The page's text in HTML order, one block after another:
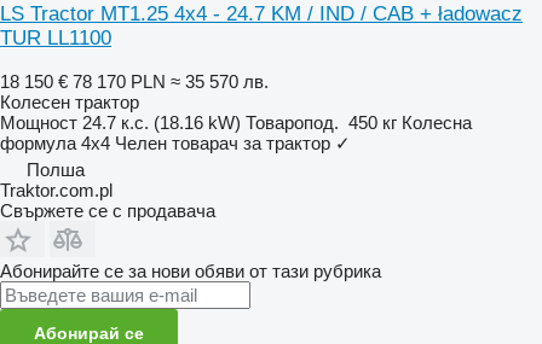
LS Tractor MT1.25 4x4 - 24.7 KM / IND / CAB + ładowacz
TUR LL1100
18 150 € 78 170 PLN ≈ 35 570 лв.
Колесен трактор
Мощност 24.7 к.с. (18.16 kW) Товаропод. 450 кг Колесна
формула 4x4 Челен товарач за трактор ✓
Полша
Traktor.com.pl
Свържете се с продавача
Абонирайте се за нови обяви от тази рубрика
Абонирай се